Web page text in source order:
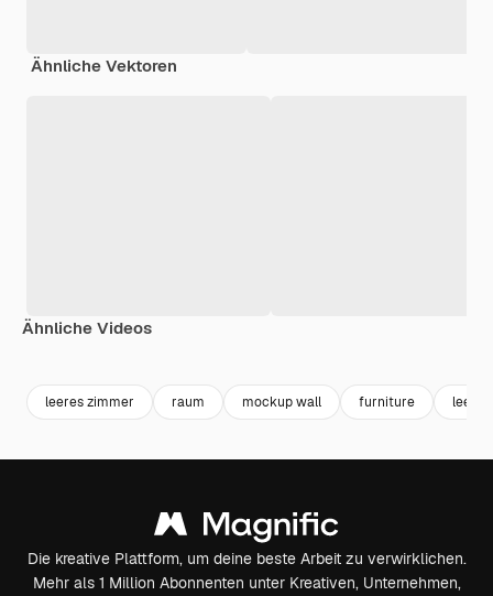
Ähnliche Vektoren
Ähnliche Videos
leeres zimmer raum mockup wall furniture
Die kreative Plattform, um deine beste Arbeit zu verwirklichen.
Mehr als 1 Million Abonnenten unter Kreativen, Unternehmen,